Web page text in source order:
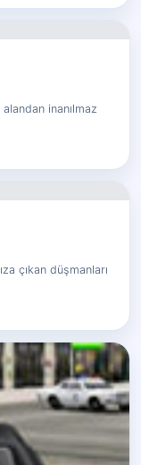
inanılmaz
çıkan düşmanları